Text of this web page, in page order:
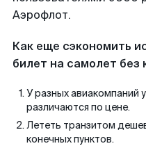
Аэрофлот.
Как еще сэкономить
билет на самолет без
У разных авиакомпаний
различаются по цене.
Лететь транзитом
конечных пунктов.